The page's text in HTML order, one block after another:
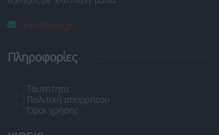
info@libre.gr
Πληροφορίες
Ταυτότητα
Πολιτική απορρήτου
Όροι χρήσης